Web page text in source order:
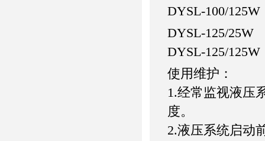
DYSL-100/125W
DYSL-125/
DYSL-125/125W
使用维护：
1.经常监视液压
度。
2.液压系统启动